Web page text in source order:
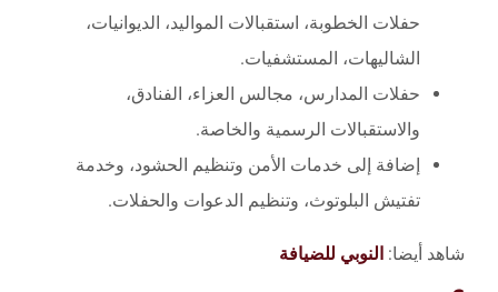
حفلات الخطوبة، استقبالات المواليد، الديوانيات،
الشاليهات، المستشفيات.
حفلات المدارس، مجالس العزاء، الفنادق،
والاستقبالات الرسمية والخاصة.
إضافة إلى خدمات الأمن وتنظيم الحشود، وخدمة
تفتيش البلوتوث، وتنظيم الدعوات والحفلات.
شاهد أيضا: النوبي للضيافة